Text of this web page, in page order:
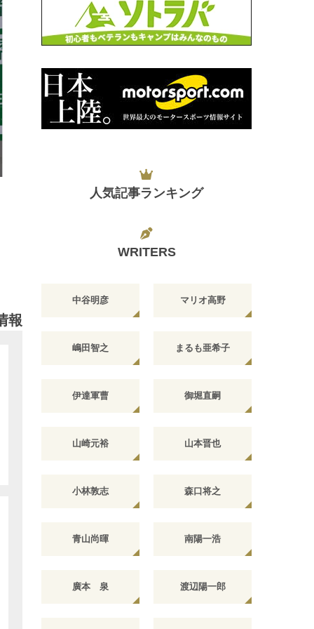
報
人気記事ランキング
WRITERS
中谷明彦 マリオ高野
嶋田智之 まるも亜希子
伊達軍曹 御堀直嗣
山崎元裕 山本晋也
小林敦志 森口将之
青山尚暉 南陽一浩
廣本 泉 渡辺陽一郎